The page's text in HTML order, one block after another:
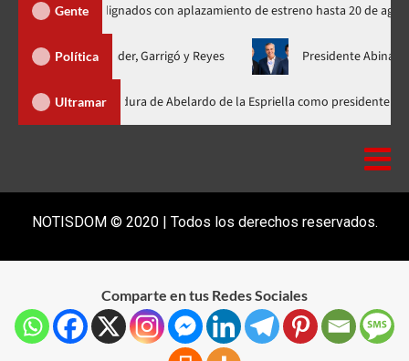
Gente
rusos de Spider-Man indignados con aplazamiento de estreno
Política
Abinader, Garrigó y Reyes Presidente Abinader,
Ultramar
Abinader participa en la investidura de Abelardo de la Espriella
NOTISDOM © 2020 | Todos los derechos reservados.
Comparte en tus Redes Sociales